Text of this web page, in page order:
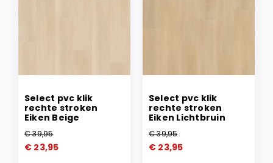
Select pvc klik
rechte stroken
Eiken Beige
€39,95
Oorspronkelijke
€ 23,95
Huidige
Select pvc klik
rechte stroken
Eiken Lichtbruin
€39,95
Oorspronkelijke
€ 23,95
Huidige